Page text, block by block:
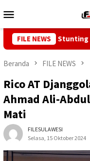
ke
Mobile
FILE NEWS
Cegah Stunting Dimulai
Beranda FILE NEWS
Rico AT
Ahmad Ali-
Mati
FILESULAWESI
Selasa, 15 Oktober 2024